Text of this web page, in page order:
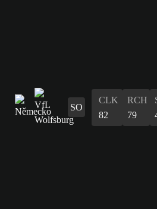
SO
CLK
82
RCH
79